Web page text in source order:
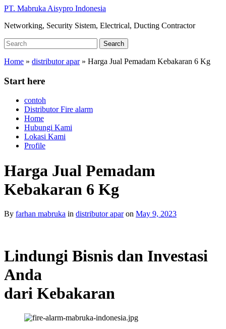
Skip
main
PT. Mabruka Aisypro Indonesia
Networking, Security Sistem, Electrical, Ducting Contractor
Search
for:
Search
Home » distributor apar» Harga Jual Pemadam Kebakaran 6 Kg
Start here
contoh
Distributor Fire alarm
Home
Hubungi Kami
Lokasi Kami
Profile
Harga Jual Pemadam
Kebakaran 6 Kg
By farhan mabruka in distributor aparon May 9, 2023
Lindungi Bisnis dan Investasi
Anda
dari Kebakaran